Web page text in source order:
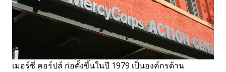
เมอร์ซี่ คอร์ปส์ ก่อตั้งขึ้นในปี 1979 เป็นองค์กรด้าน